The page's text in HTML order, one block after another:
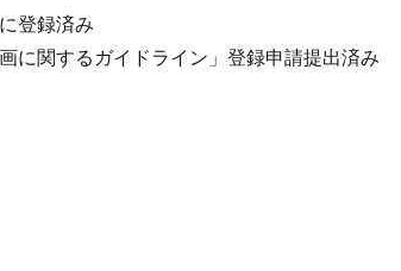
登録済み
に関するガイドライン」登録申請提出済み